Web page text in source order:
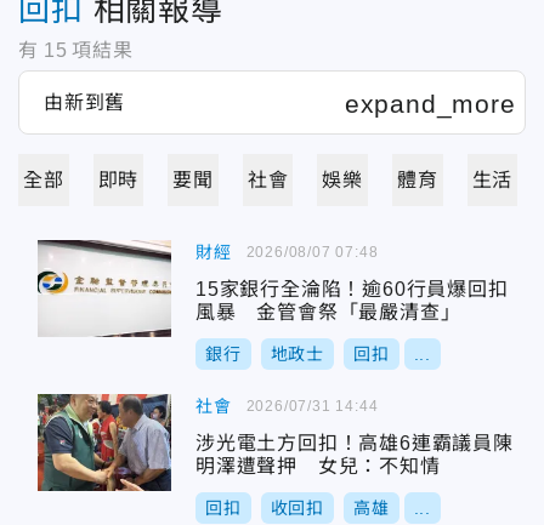
回扣 相關報導
有 15 項結果
全部 即時 要聞 社會 娛樂 體育 生活
財經
15家銀行全淪陷！逾60行員爆回扣
風暴 金管會祭「最嚴清查」
銀行 地政士 回扣
2026/08/07 07:48
社會
涉光電土方回扣！高雄6連霸議員陳
明澤遭聲押 女兒：不知情
回扣 收回扣 高雄
2026/07/31 14:44